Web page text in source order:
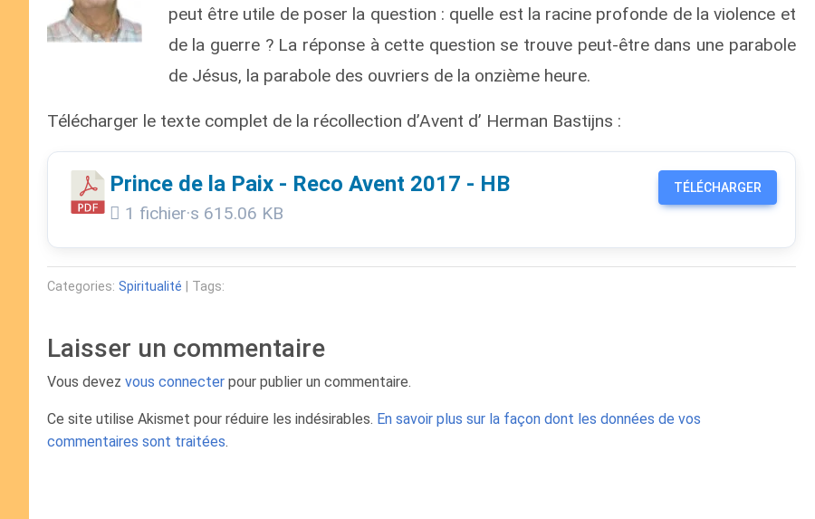
peut être utile de poser la question : quelle est la racine profonde de la violence et
de la guerre ? La réponse à cette question se trouve peut-être dans une parabole
de Jésus, la parabole des ouvriers de la onzième heure.
Télécharger le texte complet de la récollection d’Avent d’ Herman Bastijns :
Prince de la Paix - Reco Avent 2017 - HB
1 fichier·s 615.06 KB
TÉLÉCHARGER
Categories: Spiritualité | Tags:
Laisser un commentaire
Vous devez vous connecter pour publier un commentaire.
Ce site utilise Akismet pour réduire les indésirables. En savoir plus sur la façon dont les données de vos
commentaires sont traitées.